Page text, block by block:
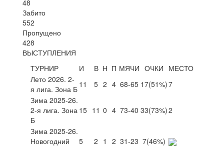
48
Забито
552
Пропущено
428
ВЫСТУПЛЕНИЯ
ТУРНИР
И В Н П МЯЧИ ОЧКИ МЕСТО
Лето 2026. 2-
я лига. Зона Б 11 5 2 4 68-65 17(51%)7
Зима 2025-26.
2-я лига. Зона
Б
15 11 0 4 73-40 33(73%)2
Зима 2025-26.
Новогодний
5 2 1 2 31-23 7(46%)